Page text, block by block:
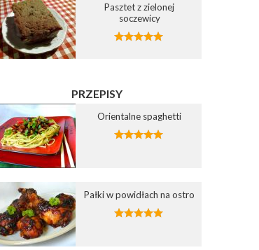
Pasztet z zielonej
soczewicy
PRZEPISY
Orientalne spaghetti
Pałki w powidłach na ostro